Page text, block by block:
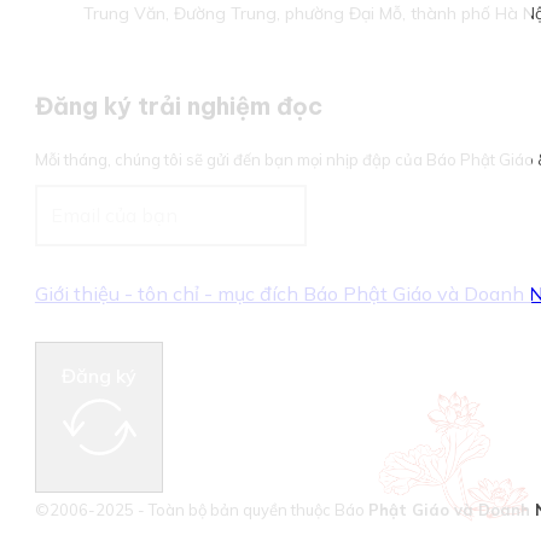
Trung Văn, Đường Trung, phường Đại Mỗ, thành phố Hà
Đăng ký trải nghiệm đọc
Mỗi tháng, chúng tôi sẽ gửi đến bạn mọi nhịp đập của Báo Phật Giáo
Giới thiệu - tôn chỉ - mục đích Báo Phật Giáo và Doanh
©2006-2025 - Toàn bộ bản quyền thuộc Báo Phật Giáo và Doanh